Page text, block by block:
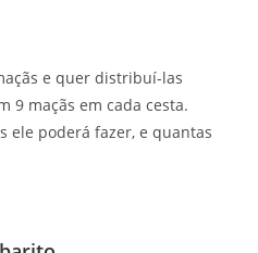
e quer distribuí-las
9 maçãs em cada cesta.
ele poderá fazer, e quantas